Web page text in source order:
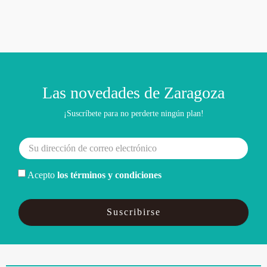
Las novedades de Zaragoza
¡Suscríbete para no perderte ningún plan!
Acepto los términos y condiciones
Suscribirse